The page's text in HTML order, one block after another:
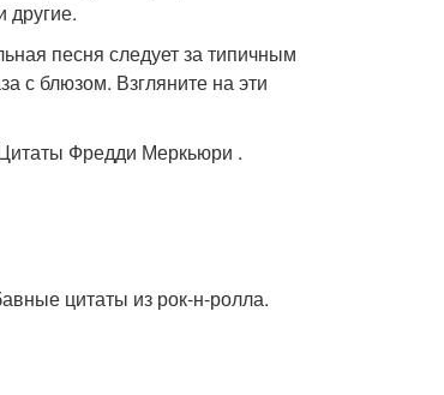
другие.
песня следует за типичным
с блюзом. Взгляните на эти
Фредди Меркьюри .
цитаты из рок-н-ролла.